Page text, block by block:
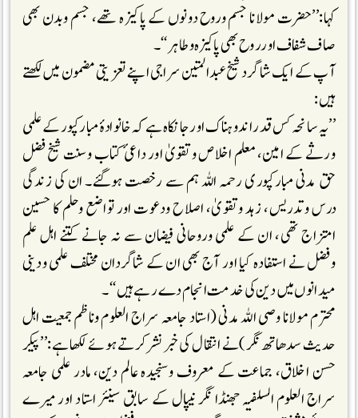
کہا:’’حضرت مولانا جسم وروح دونوں کے پاکیز ہ تھے، جسم وبدن بھی
صاف شفاف اور روح بھی پاکیزہ وطاہر‘‘۔
آپ کے ایک شاگرد شیخ عبدالمتین سراجی اپنے تعزیتی مضمون میں لکھتے
ہیں:
’’یہ سانحہ کس قدر اندوہناک اور جانکاہ ہے کہ خانوادۂ مبارکپور کے علمی
ورثے کے امین، معلم اخلاص وتقویٰ اور داعیٔ کتاب وسنت شیخ فضل
حق مدنی مبارکپوری رحمہ اللہ ہم سے رخصت ہوگئے۔ ان کی زندگی
درس وتدریس، زہد وتقویٰ، اصلاح ودعوت اور تواضع وحلم کا حسین
امتزاج تھی، ان کے علمی وروحانی فیضان سے نہ جانے کتنے اہل علم
وفضل نے استفادہ کیا اور آج بھی ان کے شاگردان مختلف علمی ودینی
میدانوں میں دین کی خدمت انجام دے رہے ہیں‘‘۔
محترم مولانا وصی اللہ مدنی (استاد جامعہ سراج العلوم وناظم جمعیت اہل
حدیث سدھاتھ نگر)نے انتقال کی خبر نشر کرتے ہوئے لکھا ہے:’’پیکر
حسن اخلاق، جماعت کے معروف وسنجیدہ عالم دین، مادر علمی جامعہ
سراج العلوم السلفیہ جھنڈا نگر نیپال کے سابق سینئر استاد اور میرے